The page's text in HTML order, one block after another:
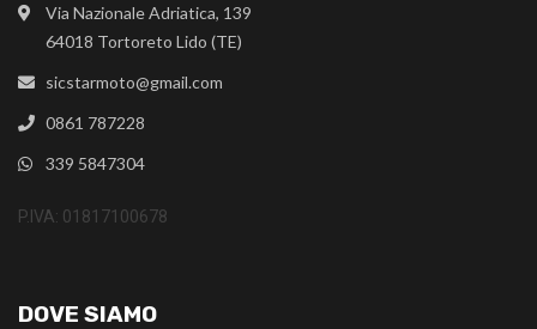
Via Nazionale Adriatica, 139
64018 Tortoreto Lido (TE)
sicstarmoto@gmail.com
0861 787228
339 5847304
P.IVA: 01817100678
DOVE SIAMO